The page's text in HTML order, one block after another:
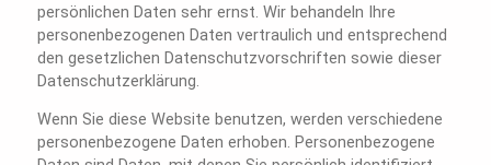
persönlichen Daten sehr ernst. Wir behandeln Ihre
personenbezogenen Daten vertraulich und entsprechend
den gesetzlichen Datenschutzvorschriften sowie dieser
Datenschutzerklärung.
Wenn Sie diese Website benutzen, werden verschiedene
personenbezogene Daten erhoben. Personenbezogene